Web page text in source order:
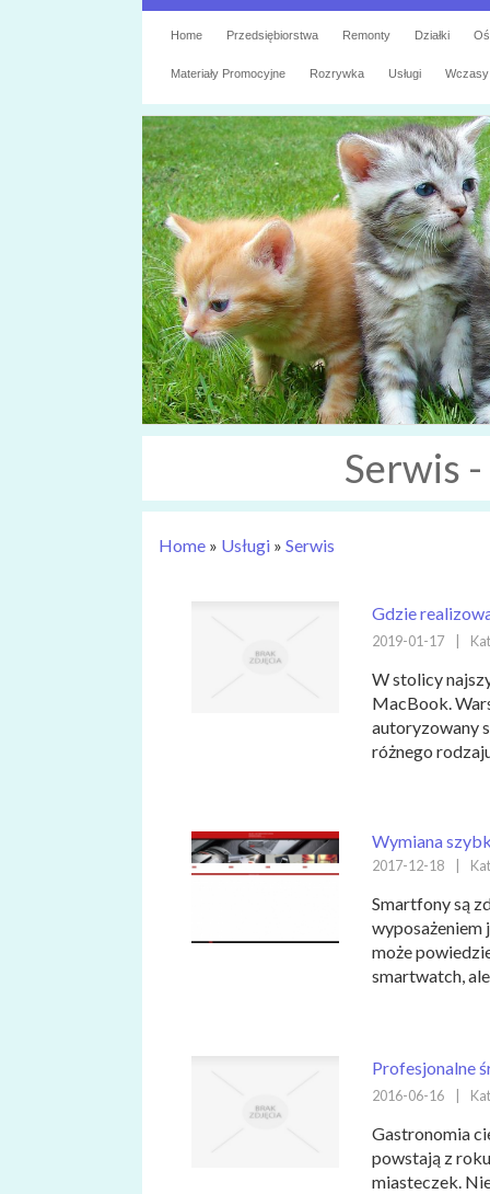
Home Przedsiębiorstwa Remonty Działki
Materiały Promocyjne Rozrywka Usługi Wczasy
Serwis
Home » Usługi » Serwis
Gdzie
2019-01-17
W stolicy
MacBook.
autoryzowany
różnego
Wymiana
2017-12-18
Smartfony są
może
smartwatch,
Profesjonalne
2016-06-16
Gastronomia
powstają z
miasteczek.